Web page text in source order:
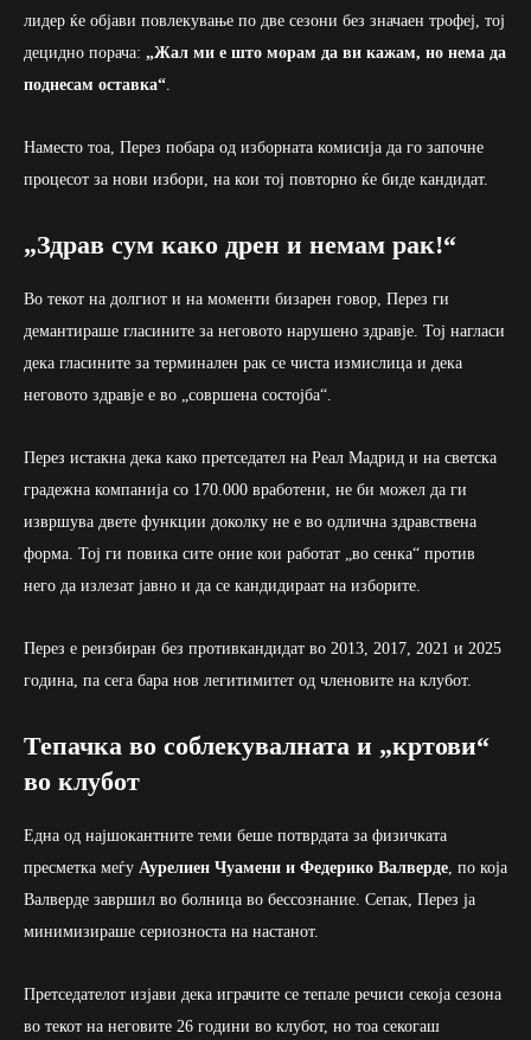
лидер ќе објави повлекување по две сезони без значаен трофеј, тој
децидно порача: „Жал ми е што морам да ви кажам, но нема да
поднесам оставка“
Наместо тоа, Перез побара од изборната комисија да го започне
процесот за нови избори, на кои тој повторно ќе биде кандидат.
„Здрав сум како дрен и немам рак!“
Во текот на долгиот и на моменти бизарен говор, Перез ги
демантираше гласините за неговото нарушено здравје. Тој нагласи
дека гласините за терминален рак се чиста измислица и дека
неговото здравје е во „совршена состојба“.
Перез истакна дека како претседател на Реал Мадрид и на светска
градежна компанија со 170.000 вработени, не би можел да ги
извршува двете функции доколку не е во одлична здравствена
форма. Тој ги повика сите оние кои работат „во сенка“ против
него да излезат јавно и да се кандидираат на изборите.
Перез е реизбиран без противкандидат во 2013, 2017, 2021 и 2025
година, па сега бара нов легитимитет од членовите на клубот.
Тепачка во соблекувалната и „кртови“
во клубот
Една од најшокантните теми беше потврдата за физичката
пресметка меѓу Аурелиен Чуамени и Федерико Валверде , по која
Валверде завршил во болница во бессознание. Сепак, Перез ја
минимизираше сериозноста на настанот.
Претседателот изјави дека играчите се тепале речиси секоја сезона
во текот на неговите 26 години во клубот, но тоа секогаш